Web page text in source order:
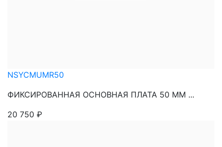
NSYCMUMR50
ФИКСИРОВАННАЯ ОСНОВНАЯ ПЛАТА 50 ММ ...
20 750 ₽